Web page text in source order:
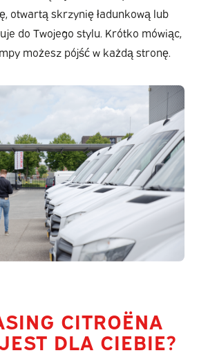
otwartą skrzynię ładunkową lub
do Twojego stylu. Krótko mówiąc,
możesz pójść w każdą stronę.
CITROËNA
DLA CIEBIE?